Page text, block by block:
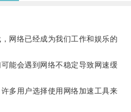
络已经成为我们工作和娱乐的
会遇到网络不稳定导致网速缓
用户选择使用网络加速工具来